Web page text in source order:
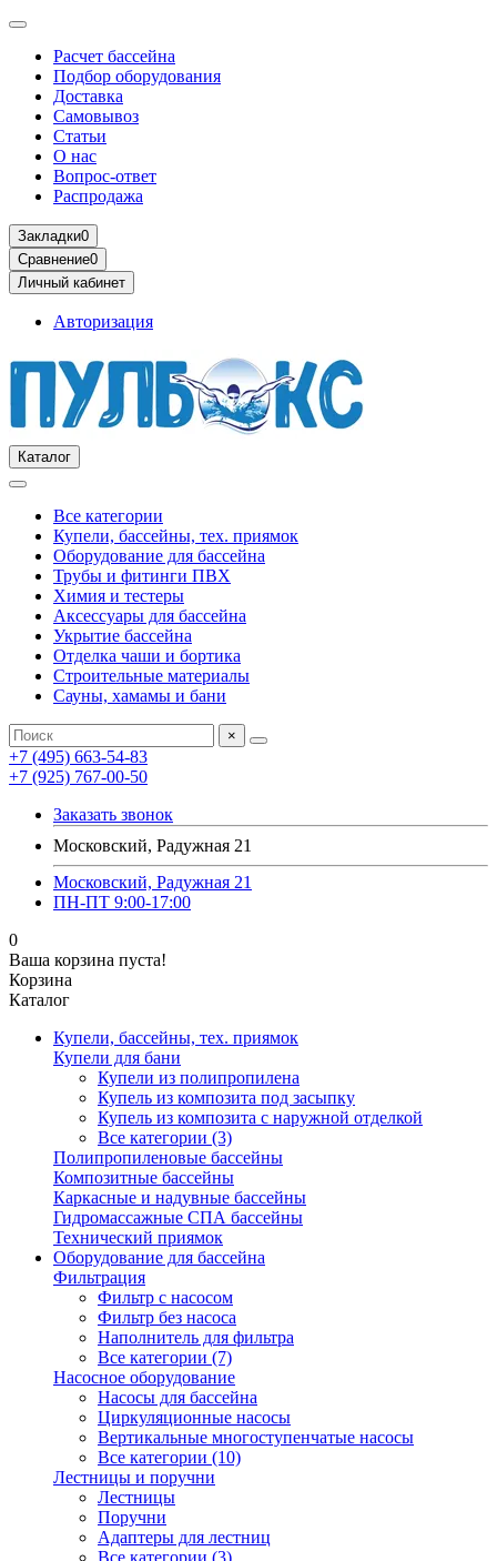
Расчет бассейна
Подбор оборудования
Доставка
Самовывоз
Статьи
О нас
Вопрос-ответ
Распродажа
Закладки0
Сравнение0
Личный кабинет
Авторизация
Каталог
Все категории
Купели, бассейны, тех. приямок
Оборудование для бассейна
Трубы и фитинги ПВХ
Химия и тестеры
Аксессуары для бассейна
Укрытие бассейна
Отделка чаши и бортика
Строительные материалы
Сауны, хамамы и бани
×
+7 (495) 663-54-83
+7 (925) 767-00-50
Заказать звонок
Московский, Радужная 21
Московский, Радужная 21
ПН-ПТ 9:00-17:00
0
Ваша корзина пуста!
Корзина
Каталог
Купели, бассейны, тех. приямок
Купели для бани
Купели из полипропилена
Купель из композита под засыпку
Купель из композита с наружной отделкой
Все категории (3)
Полипропиленовые бассейны
Композитные бассейны
Каркасные и надувные бассейны
Гидромассажные СПА бассейны
Технический приямок
Оборудование для бассейна
Фильтрация
Фильтр с насосом
Фильтр без насоса
Наполнитель для фильтра
Все категории (7)
Насосное оборудование
Насосы для бассейна
Циркуляционные насосы
Вертикальные многоступенчатые насосы
Все категории (10)
Лестницы и поручни
Лестницы
Поручни
Адаптеры для лестниц
Все категории (3)